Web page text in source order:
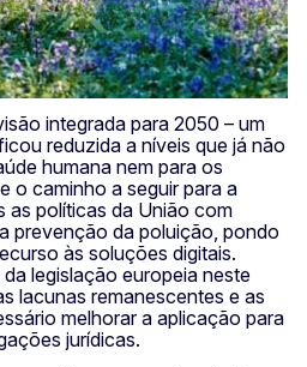
integrada para 2050 – um
reduzida a níveis que já não
humana nem para os
o caminho a seguir para a
as políticas da União com
prevenção da poluição, pondo
às soluções digitais.
legislação europeia neste
lacunas remanescentes e as
melhorar a aplicação para
jurídicas.